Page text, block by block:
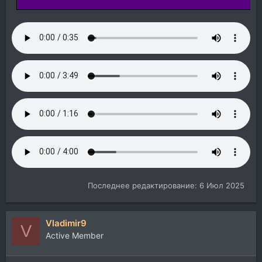
Последнее редактирование: 6 Июл 2025
V Vladimir9
Active Member